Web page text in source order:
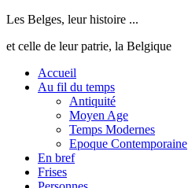
Les Belges, leur histoire ...
et celle de leur patrie, la Belgique
Accueil
Au fil du temps
Antiquité
Moyen Age
Temps Modernes
Epoque Contemporaine
En bref
Frises